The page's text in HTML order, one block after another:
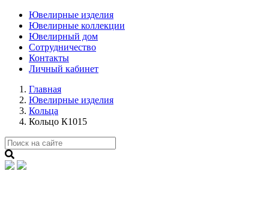
Ювелирные изделия
Ювелирные коллекции
Ювелирный дом
Сотрудничество
Контакты
Личный кабинет
Главная
Ювелирные изделия
Кольца
Кольцо К1015